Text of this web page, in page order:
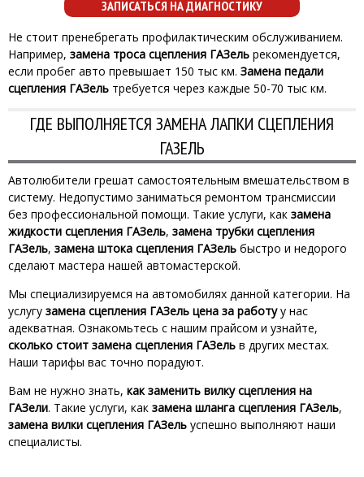
ЗАПИСАТЬСЯ НА ДИАГНОСТИКУ
Не стоит пренебрегать профилактическим обслуживанием.
Например, замена троса сцепления ГАЗель рекомендуется,
если пробег авто превышает 150 тыс км. Замена педали
сцепления ГАЗель требуется через каждые 50-70 тыс км.
ГДЕ ВЫПОЛНЯЕТСЯ ЗАМЕНА ЛАПКИ СЦЕПЛЕНИЯ
ГАЗЕЛЬ
Автолюбители грешат самостоятельным вмешательством в
систему. Недопустимо заниматься ремонтом трансмиссии
без профессиональной помощи. Такие услуги, как замена
жидкости сцепления ГАЗель, замена трубки сцепления
ГАЗель, замена штока сцепления ГАЗель быстро и недорого
сделают мастера нашей автомастерской.
Мы специализируемся на автомобилях данной категории. На
услугу замена сцепления ГАЗель цена за работуу нас
адекватная. Ознакомьтесь с нашим прайсом и узнайте,
сколько стоит замена сцепления ГАЗель в других местах.
Наши тарифы вас точно порадуют.
Вам не нужно знать, как заменить вилку сцепления на
ГАЗели. Такие услуги, как замена шланга сцепления ГАЗель,
замена вилки сцепления ГАЗель успешно выполняют наши
специалисты.